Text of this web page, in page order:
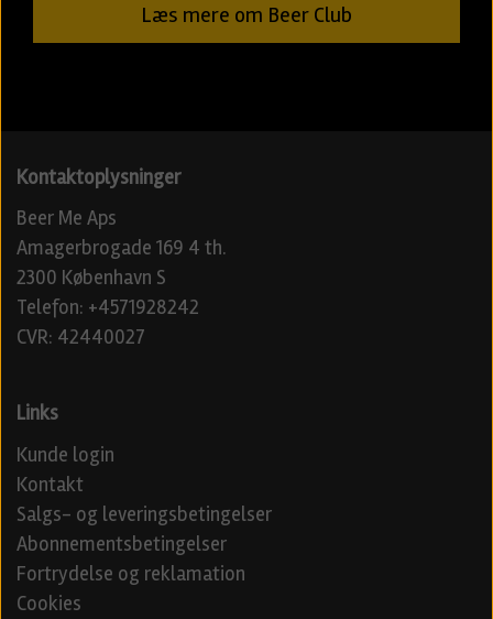
Læs mere om Beer Club
Kontaktoplysninger
Beer Me Aps
Amagerbrogade 169 4 th.
2300 København S
Telefon: +4571928242
CVR: 42440027
Links
Kunde login
Kontakt
Salgs- og leveringsbetingelser
Abonnementsbetingelser
Fortrydelse og reklamation
Cookies